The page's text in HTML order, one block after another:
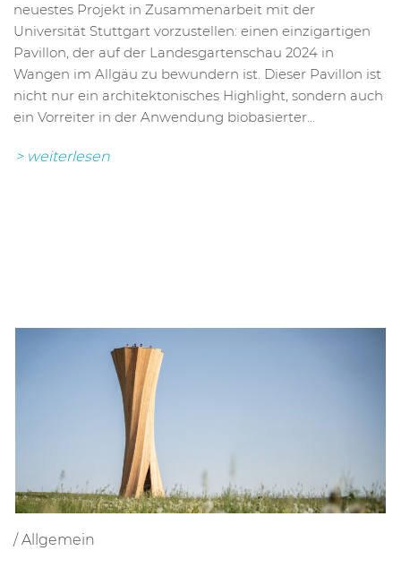
neuestes Projekt in Zusammenarbeit mit der
Universität Stuttgart vorzustellen: einen einzigartigen
Pavillon, der auf der Landesgartenschau 2024 in
Wangen im Allgäu zu bewundern ist. Dieser Pavillon ist
nicht nur ein architektonisches Highlight, sondern auch
ein Vorreiter in der Anwendung biobasierter...
> weiterlesen
/Allgemein